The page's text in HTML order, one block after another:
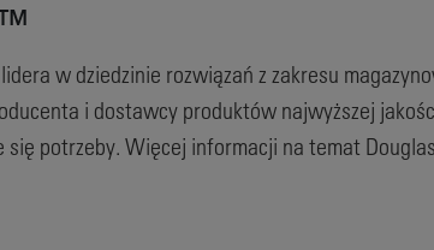
w dziedzinie rozwiązań z zakresu
i dostawcy produktów najwyższej
potrzeby. Więcej informacji na temat